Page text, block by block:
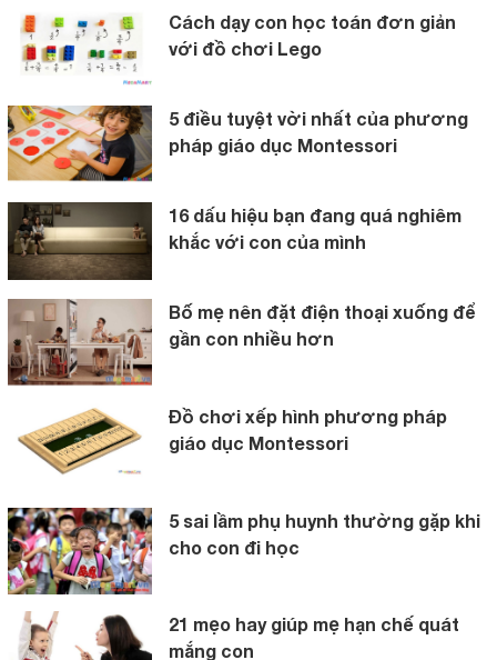
Cách dạy con học toán đơn giản
với đồ chơi Lego
5 điều tuyệt vời nhất của phương
pháp giáo dục Montessori
16 dấu hiệu bạn đang quá nghiêm
khắc với con của mình
Bố mẹ nên đặt điện thoại xuống để
gần con nhiều hơn
Đồ chơi xếp hình phương pháp
giáo dục Montessori
5 sai lầm phụ huynh thường gặp khi
cho con đi học
21 mẹo hay giúp mẹ hạn chế quát
mắng con